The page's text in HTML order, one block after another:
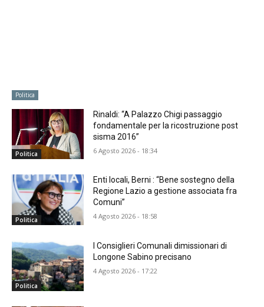
Politica
Politica
Rinaldi: “A Palazzo Chigi passaggio
fondamentale per la ricostruzione post
sisma 2016”
6 Agosto 2026 - 18:34
Politica
Enti locali, Berni : “Bene sostegno della
Regione Lazio a gestione associata fra
Comuni”
4 Agosto 2026 - 18:58
Politica
I Consiglieri Comunali dimissionari di
Longone Sabino precisano
4 Agosto 2026 - 17:22